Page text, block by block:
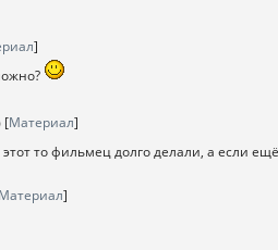
]
[Материал]
то фильмец долго делали, а если
Материал]